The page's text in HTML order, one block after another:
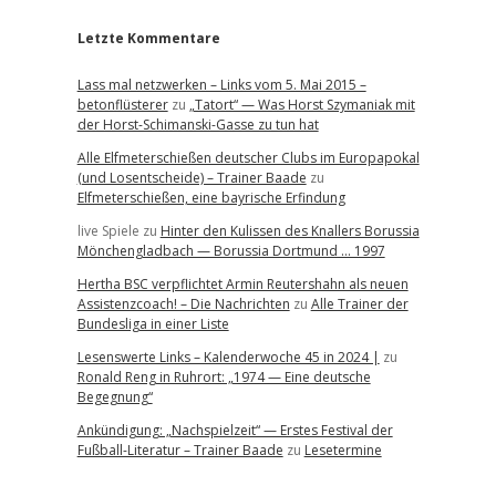
Letzte Kommentare
Lass mal netzwerken – Links vom 5. Mai 2015 –
betonflüstererzu „Tatort“ — Was Horst Szymaniak mit
der Horst-Schimanski-Gasse zu tun hat
Alle Elfmeterschießen deutscher Clubs im Europapokal
(und Losentscheide) – Trainer Baade zu
Elfmeterschießen, eine bayrische Erfindung
live Spiele zu Hinter den Kulissen des Knallers Borussia
Mönchengladbach — Borussia Dortmund … 1997
Hertha BSC verpflichtet Armin Reutershahn als neuen
Assistenzcoach! – Die Nachrichten zu Alle Trainer der
Bundesliga in einer Liste
Lesenswerte Links – Kalenderwoche 45 in 2024 | zu
Ronald Reng in Ruhrort: „1974 — Eine deutsche
Begegnung“
Ankündigung: „Nachspielzeit“ — Erstes Festival der
Fußball-Literatur – Trainer Baade zu Lesetermine